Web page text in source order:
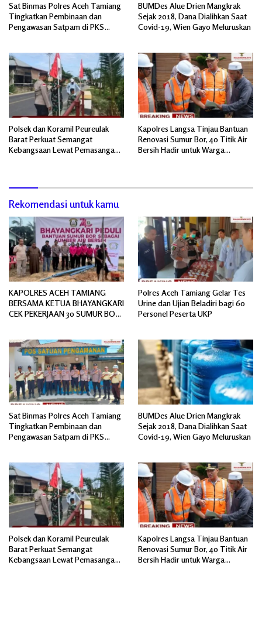
Sat Binmas Polres Aceh Tamiang
Tingkatkan Pembinaan dan
Pengawasan Satpam di PKS
BUMDes Alue Drien Mangkrak
Sejak 2018, Dana Dialihkan Saat
Covid-19, Wien Gayo Meluruskan
Polsek dan Koramil Peureulak
Barat Perkuat Semangat
Kebangsaan Lewat Pemasangan
Kapolres Langsa Tinjau Bantuan
Renovasi Sumur Bor, 40 Titik Air
Bersih Hadir untuk Warga
Rekomendasi untuk kamu
KAPOLRES ACEH TAMIANG
BERSAMA KETUA BHAYANGKARI
CEK PEKERJAAN 30 SUMUR BOR
Polres Aceh Tamiang Gelar Tes
Urine dan Ujian Beladiri bagi 60
Personel Peserta UKP
Sat Binmas Polres Aceh Tamiang
Tingkatkan Pembinaan dan
Pengawasan Satpam di PKS
BUMDes Alue Drien Mangkrak
Sejak 2018, Dana Dialihkan Saat
Covid-19, Wien Gayo Meluruskan
Polsek dan Koramil Peureulak
Barat Perkuat Semangat
Kebangsaan Lewat Pemasangan
Kapolres Langsa Tinjau Bantuan
Renovasi Sumur Bor, 40 Titik Air
Bersih Hadir untuk Warga